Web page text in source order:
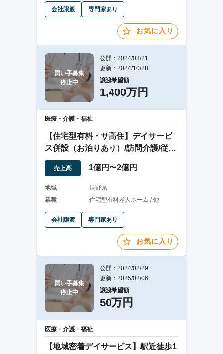
会社譲渡 専門家あり
お気に入り
買い手募集
停止中
公開：2024/03/21
更新：2024/10/28
譲渡希望額
1,400万円
医療・介護・福祉
【住宅型有料・サ高住】デイサービ
ス併設（お泊りあり）/訪問介護/従業
員引継ぎ想定
売上高 1億円〜2億円
地域
長野県
業種
住宅型有料老人ホーム / 他
会社譲渡 専門家あり
お気に入り
買い手募集
停止中
公開：2024/02/29
更新：2025/02/06
譲渡希望額
50万円
医療・介護・福祉
【地域密着デイサービス】駅近徒歩1